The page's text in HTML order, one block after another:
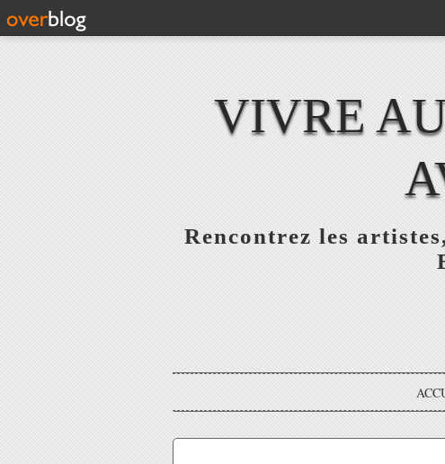
VIVRE
Rencontrez les